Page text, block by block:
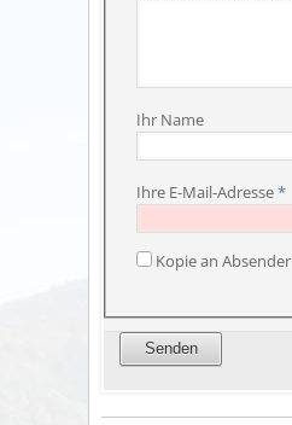
Ihr Name
Ihre E-Mail-Adresse*
Kopie an Absender